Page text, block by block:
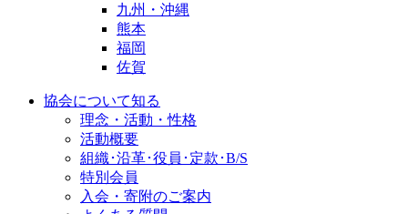
九州・沖縄
熊本
福岡
佐賀
協会について知る
理念・活動・性格
活動概要
組織･沿革･役員･定款･B/S
特別会員
入会・寄附のご案内